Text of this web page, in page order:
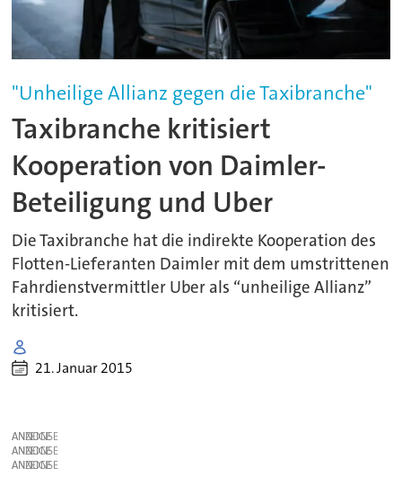
"Unheilige Allianz gegen die Taxibranche"
Taxibranche kritisiert
Kooperation von Daimler-
Beteiligung und Uber
Die Taxibranche hat die indirekte Kooperation des
Flotten-Lieferanten Daimler mit dem umstrittenen
Fahrdienstvermittler Uber als “unheilige Allianz”
kritisiert.
21. Januar 2015
ANZEIGE
ANZEIGE
ANZEIGE